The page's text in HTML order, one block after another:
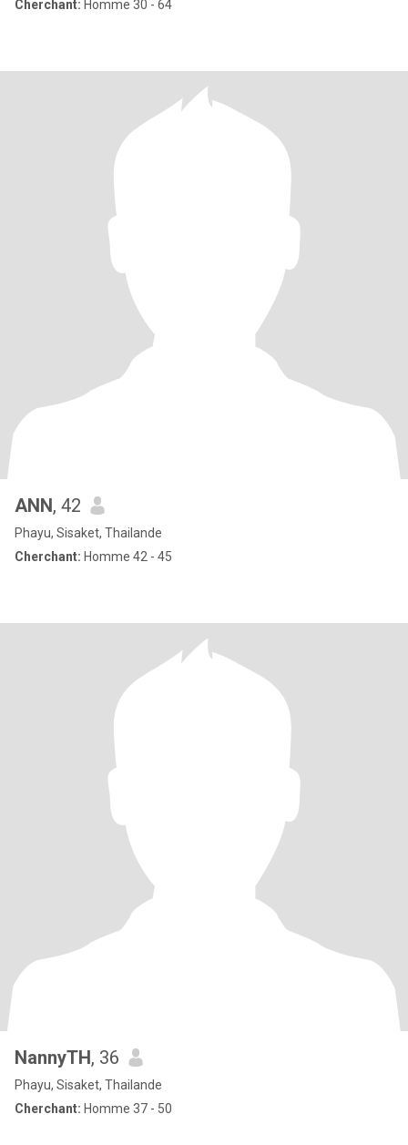
Cherchant: Homme 30 - 64
ANN, 42
Phayu, Sisaket, Thailande
Cherchant: Homme 42 - 45
NannyTH, 36
Phayu, Sisaket, Thailande
Cherchant: Homme 37 - 50